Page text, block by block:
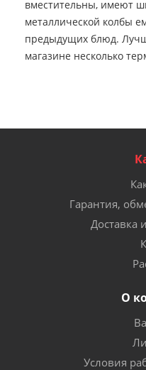
вместительны, имеют
металлической колбы
предыдущих блюд.
магазине несколько
Гарантия,
Доставка
О
Условия